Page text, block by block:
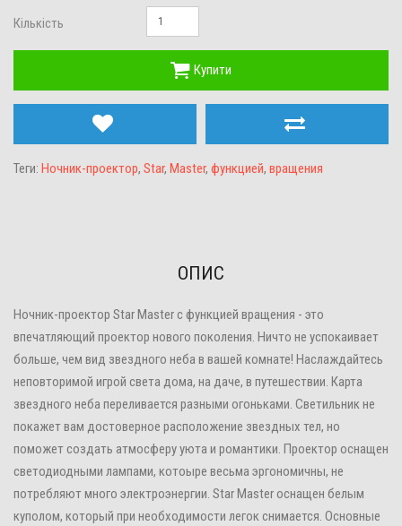
Кількість
Купити
Теги: Ночник-проектор, Star, Master, функцией, вращения
ОПИС
Ночник-проектор Star Master с функцией вращения - это
впечатляющий проектор нового поколения. Ничто не успокаивает
больше, чем вид звездного неба в вашей комнате! Наслаждайтесь
неповторимой игрой света дома, на даче, в путешествии. Карта
звездного неба переливается разными огоньками. Светильник не
покажет вам достоверное расположение звездных тел, но
поможет создать атмосферу уюта и романтики. Проектор оснащен
светодиодными лампами, котоыре весьма эргономичны, не
потребляют много электроэнергии. Star Master оснащен белым
куполом, который при необходимости легок снимается. Основные